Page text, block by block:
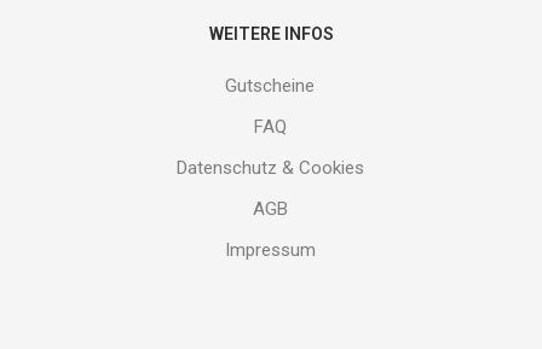
WEITERE INFOS
Gutscheine
FAQ
Datenschutz & Cookies
AGB
Impressum